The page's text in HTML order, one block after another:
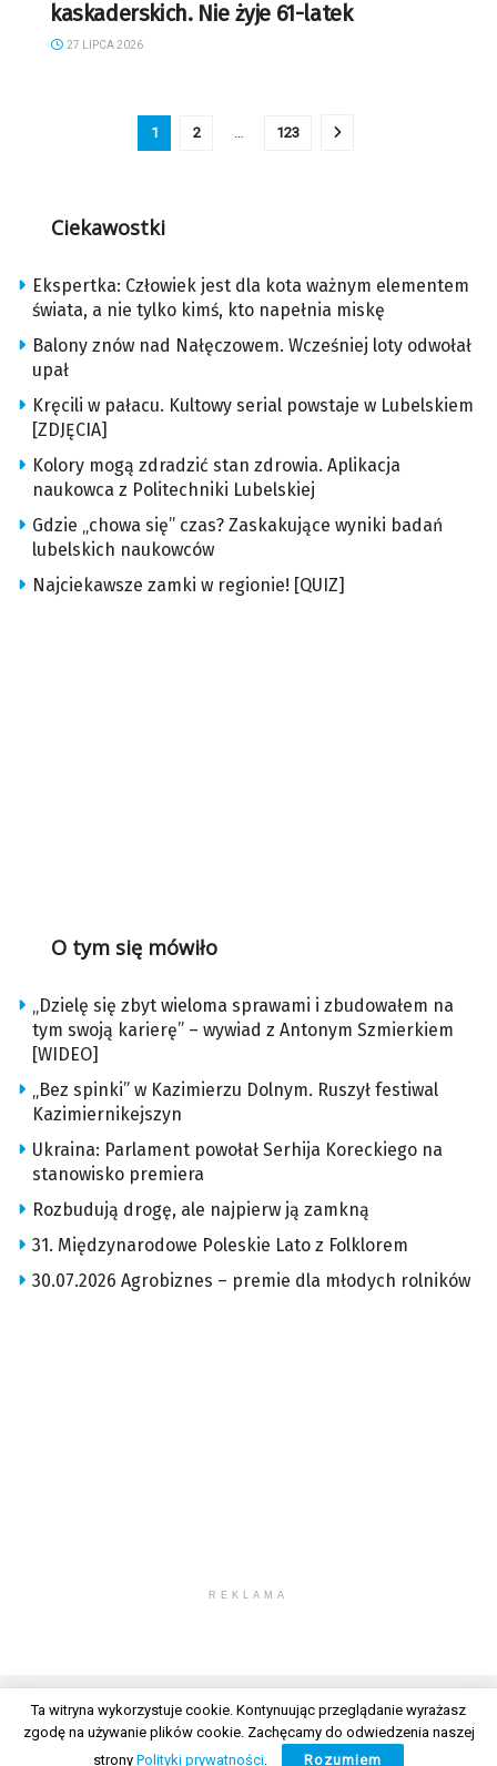
kaskaderskich. Nie żyje 61-latek
27 LIPCA 2026
1 2 … 123
Ciekawostki
Ekspertka: Człowiek jest dla kota ważnym elementem
świata, a nie tylko kimś, kto napełnia miskę
Balony znów nad Nałęczowem. Wcześniej loty odwołał
upał
Kręcili w pałacu. Kultowy serial powstaje w Lubelskiem
[ZDJĘCIA]
Kolory mogą zdradzić stan zdrowia. Aplikacja
naukowca z Politechniki Lubelskiej
Gdzie „chowa się” czas? Zaskakujące wyniki badań
lubelskich naukowców
Najciekawsze zamki w regionie! [QUIZ]
O tym się mówiło
„Dzielę się zbyt wieloma sprawami i zbudowałem na
tym swoją karierę” – wywiad z Antonym Szmierkiem
[WIDEO]
„Bez spinki” w Kazimierzu Dolnym. Ruszył festiwal
Kazimiernikejszyn
Ukraina: Parlament powołał Serhija Koreckiego na
stanowisko premiera
Rozbudują drogę, ale najpierw ją zamkną
31. Międzynarodowe Poleskie Lato z Folklorem
30.07.2026 Agrobiznes – premie dla młodych rolników
REKLAMA
© 2026 Wszelkie prawa zastrzeżone. Radio Lublin S.A. w likwidacji
Ta witryna wykorzystuje cookie. Kontynuując przeglądanie wyrażasz
zgodę na używanie plików cookie. Zachęcamy do odwiedzenia naszej
strony Polityki prywatności. Rozumiem